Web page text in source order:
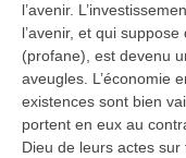
l’avenir.
l’avenir, et qui
(profane), est devenu
aveugles. L’économie
existences sont bien
portent en eux au
Dieu de leurs actes sur